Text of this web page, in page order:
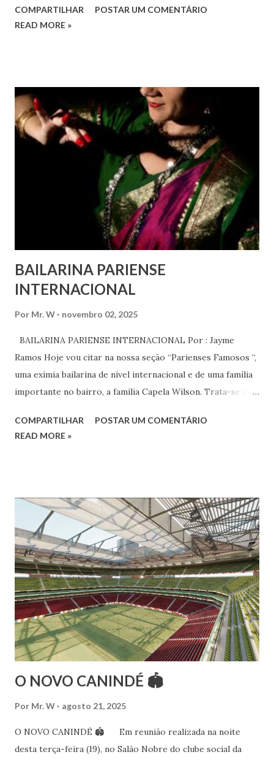
em todos os lugares. Este ano, o foco é sobre os direitos
Estes direitos humanos – os direitos à liberdade de opinião
e de expressão, de reunião pacífica e de associação, e de
participar no governo (artigos 19, 20 e 21 da Declaração
Universal dos Direitos Humanos ) – têm estado no centro
das mudanças históricas no mundo árabe nos últimos dois
anos, em que milhões foram às ruas para exigir mudanças.
Em outras partes do mundo, os “99%” fizeram suas vozes
serem ouvidas através ...
COMPARTILHAR
POSTAR UM COMENTÁRIO
READ MORE »
BAILARINA PARIENSE
INTERNACIONAL
Por Mr. W novembro 02, 2025
BAILARINA PARIENSE INTERNACIONAL Por : Jayme
Ramos Hoje vou citar na nossa seção “Parienses Famosos “,
uma exímia bailarina de nível internacional e de uma família
importante no bairro, a família Capela Wilson. Trata-se da
Vamos às informações de seu site : Bailarina e professora
Esteve na Índia aprofundando seus estudos neste estilo
além de partir para pesquisa e vivência das danças
folclóricas do Rajastão (Kalbelia, Banjara, Ghoomar, Chair).
Bailarina profissional e professora de dança. Dedica-se há
15 anos ao estudo e pesquisa de danças étnicas, em especial
às danças ciganas, árabes e indianas. Iniciou seus estudos de
dança aos 4 anos de idade (em 1982) no balé clássico,
passando por diversas atividades co...
COMPARTILHAR
POSTAR UM COMENTÁRIO
READ MORE »
O NOVO CANINDÉ 🏟
Por Mr. W agosto 21, 2025
O NOVO CANINDÉ 🏟 Em reunião realizada na noite
desta terça-feira (19), no Salão Nobre do clube social da